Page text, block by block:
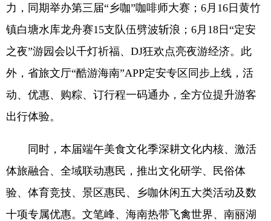
力，同期举办第三届“乡咖”咖啡师大赛；6月16日黄竹
镇白塘水库龙舟赛15支队伍劈波斩浪；6月18日“定安
之夜”游园会以千灯祈福、DJ狂欢点亮夜游经济。此
外，省旅文厅“酷游海南”APP定安专区同步上线，活
动、优惠、购粽、订行程一码通办，全方位提升游客
出行体验。
同时，本届端午美食文化季深耕文化内核、激活
体旅融合、全域联动惠民，推出文化研学、民俗体
验、体育竞技、景区惠民、乡咖休闲五大类活动及数
十项专属优惠。文笔峰、海南热带飞禽世界、南丽湖